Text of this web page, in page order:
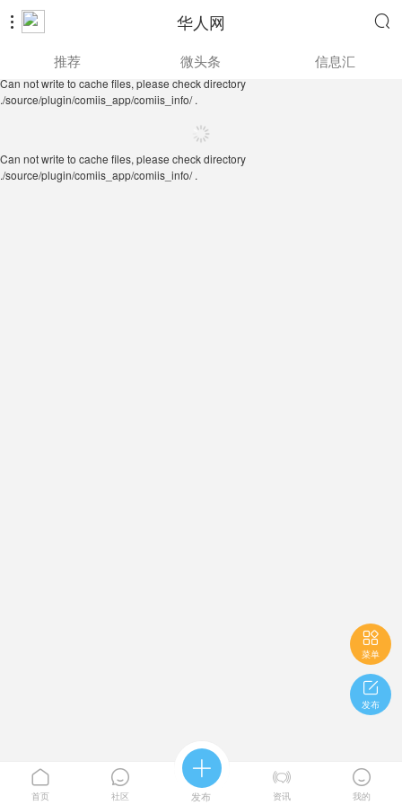
 华人网 
./source/plugin/comiis_app/comiis_info/ .
推荐 微头条 信息汇
Can not write to cache files, please check directory
./source/plugin/comiis_app/comiis_info/ .

菜单

发布

首页

社区

发布

资讯

我的
Can not write to cache files, please check directory
./source/plugin/comiis_app/comiis_info/ .